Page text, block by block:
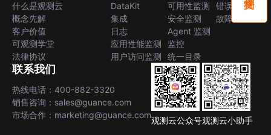
什么是观测云
概念先解
客户价值
可观测学堂
法律协议
DataKit
集成
日志
应用性能监测
用户访问监测
可用性监测
安全监测
Agent 监测
监控
统一目录
错误中心
故障中心
联系我们
热线电话：400-882-3320
销售咨询：sales@guance.com
市场合作：marketing@guance.com
观测云公众号观测云小助手